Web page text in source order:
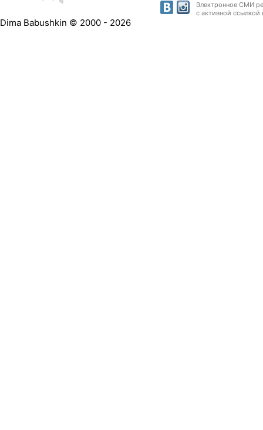
Dima Babushkin © 2000 - 2026
Электронное СМИ
с активной ссылкой